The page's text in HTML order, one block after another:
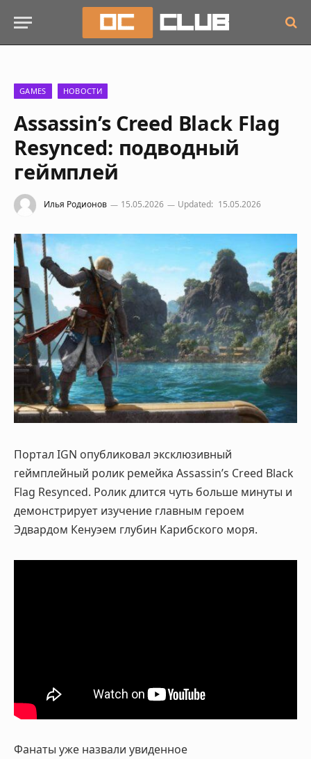
GAMES НОВОСТИ
Assassin’s Creed Black Flag
Resynced: подводный
геймплей
Илья Родионов 15.05.2026 Updated: 15.05.2026
Портал IGN опубликовал эксклюзивный
геймплейный ролик ремейка Assassin’s Creed Black
Flag Resynced. Ролик длится чуть больше минуты и
демонстрирует изучение главным героем
Эдвардом Кенуэем глубин Карибского моря.
Фанаты уже назвали увиденное